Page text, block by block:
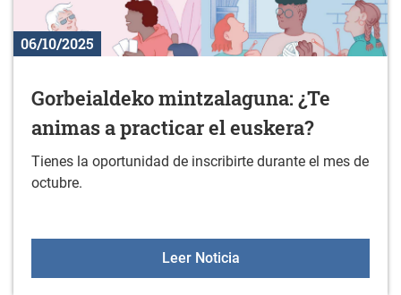
06/10/2025
Gorbeialdeko mintzalaguna: ¿Te
animas a practicar el euskera?
Tienes la oportunidad de inscribirte durante el mes de
octubre.
Leer NoticiaGorbeialdeko